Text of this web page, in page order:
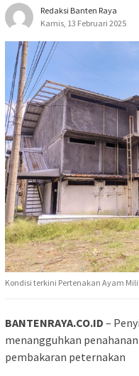
Redaksi Banten Raya
Kamis, 13 Februari 2025
Kondisi terkini Pertenakan Ayam
BANTENRAYA.CO.ID –
menangguhkan
pembakaran peternakan